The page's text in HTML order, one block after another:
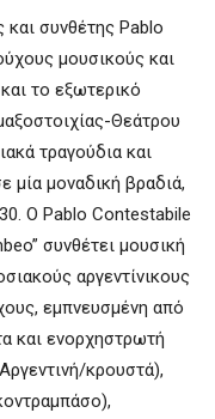
και συνθέτης Pablo
μουσικούς και
το εξωτερικό
Θεάτρου
τραγούδια και
μία μοναδική βραδιά,
Ο Pablo Contestabile
συνθέτει μουσική
αργεντίνικους
εμπνευσμένη από
και ενορχηστρωτή
κρουστά),